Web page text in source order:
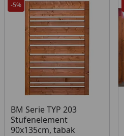
-5%
BM Serie TYP 203
Stufenelement
90x135cm, tabak